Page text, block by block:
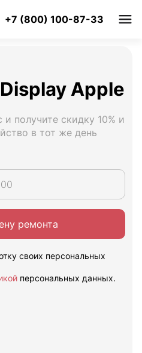
+7 (800) 100-87-33
Apple
получите скидку 10% и
в тот же день
ремонта
своих персональных
персональных данных.